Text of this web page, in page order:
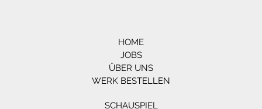
HOME
JOBS
ÜBER UNS
WERK BESTELLEN
SCHAUSPIEL